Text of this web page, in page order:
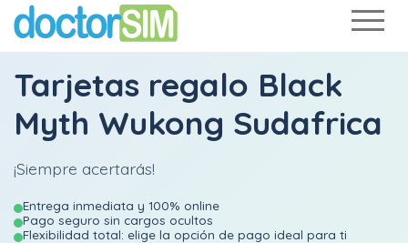
Tarjetas regalo Black
Myth Wukong Sudafrica
¡Siempre acertarás!
Entrega inmediata y 100% online
Pago seguro sin cargos ocultos
Flexibilidad total: elige la opción de pago ideal para ti